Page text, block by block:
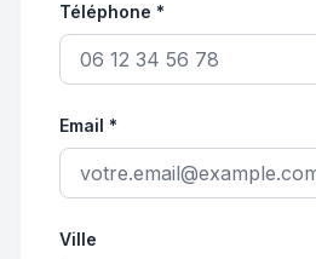
Téléphone *
Email *
Ville